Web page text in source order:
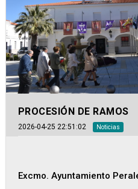
PROCESIÓN DE RAMOS
2026-04-25 22:51:02 Noticias
Excmo. Ayuntamiento